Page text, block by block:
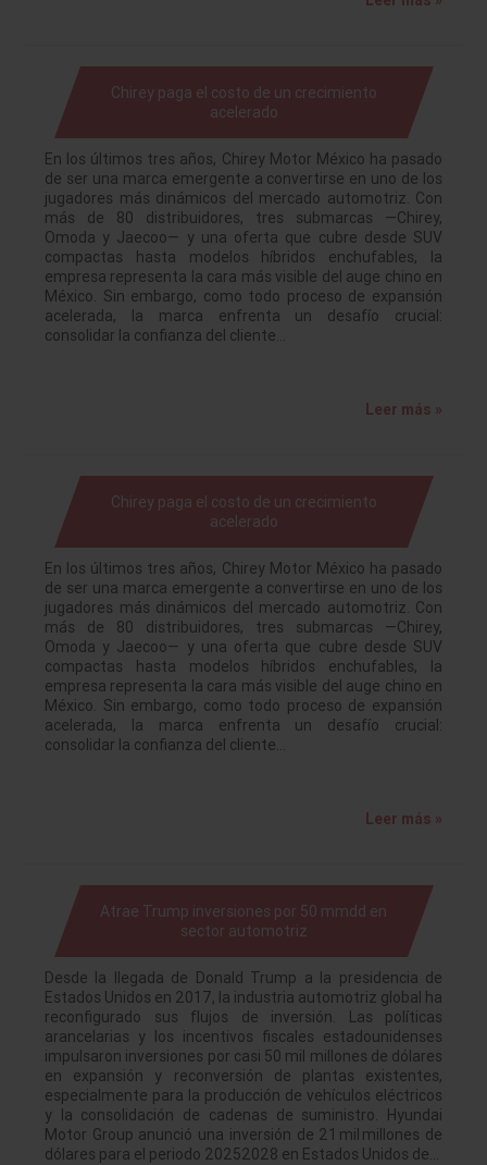
Chirey paga el costo de un crecimiento
acelerado
En los últimos tres años, Chirey Motor México ha pasado
de ser una marca emergente a convertirse en uno de los
jugadores más dinámicos del mercado automotriz. Con
más de 80 distribuidores, tres submarcas —Chirey,
Omoda y Jaecoo— y una oferta que cubre desde SUV
compactas hasta modelos híbridos enchufables, la
empresa representa la cara más visible del auge chino en
México. Sin embargo, como todo proceso de expansión
acelerada, la marca enfrenta un desafío crucial:
consolidar la confianza del cliente…
Leer más »
Chirey paga el costo de un crecimiento
acelerado
En los últimos tres años, Chirey Motor México ha pasado
de ser una marca emergente a convertirse en uno de los
jugadores más dinámicos del mercado automotriz. Con
más de 80 distribuidores, tres submarcas —Chirey,
Omoda y Jaecoo— y una oferta que cubre desde SUV
compactas hasta modelos híbridos enchufables, la
empresa representa la cara más visible del auge chino en
México. Sin embargo, como todo proceso de expansión
acelerada, la marca enfrenta un desafío crucial:
consolidar la confianza del cliente…
Leer más »
Atrae Trump inversiones por 50 mmdd en
sector automotriz
Desde la llegada de Donald Trump a la presidencia de
Estados Unidos en 2017, la industria automotriz global ha
reconfigurado sus flujos de inversión. Las políticas
arancelarias y los incentivos fiscales estadounidenses
impulsaron inversiones por casi 50 mil millones de dólares
en expansión y reconversión de plantas existentes,
especialmente para la producción de vehículos eléctricos
y la consolidación de cadenas de suministro. Hyundai
Motor Group anunció una inversión de 21 mil millones de
dólares para el periodo 20252028 en Estados Unidos de…